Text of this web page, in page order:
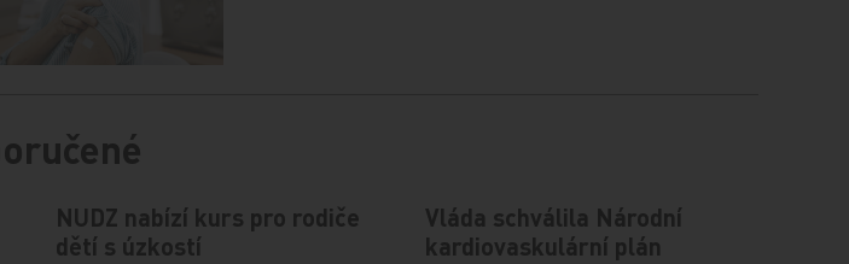
NUDZ nabízí kurs pro rodiče
dětí s úzkostí
Vláda schválila Národní
kardiovaskulární plán